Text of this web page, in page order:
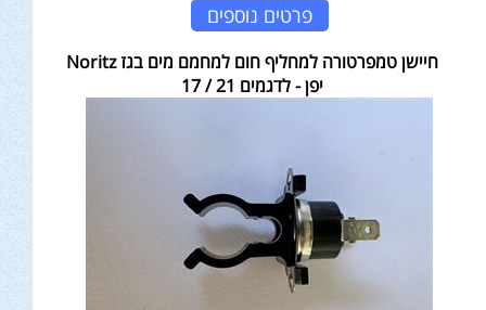
פרטים נוספים
חיישן טמפרטורה למחליף חום למחמם מים בגז Noritz
יפן - לדגמים 21 / 17